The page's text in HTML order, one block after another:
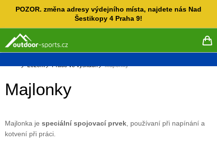
POZOR. změna adresy výdejního místa, najdete nás Nad
Šestikopy 4 Praha 9!
Domů
Lezení Práce ve výškách Majlonky
Majlonky
Majlonka je speciální spojovací prvek, používaní při napínání a
kotvení při práci.